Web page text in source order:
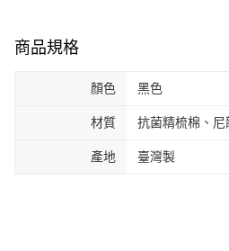
商品規格
顏色 黑色
材質 抗菌精梳棉、
產地 臺灣製